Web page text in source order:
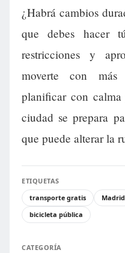
¿Habrá cambios
que debes hacer
restricciones y
moverte con más
planificar con
ciudad se prepara
que puede alterar la
ETIQUETAS
transporte gratis
Madrid
bicicleta pública
CATEGORÍA